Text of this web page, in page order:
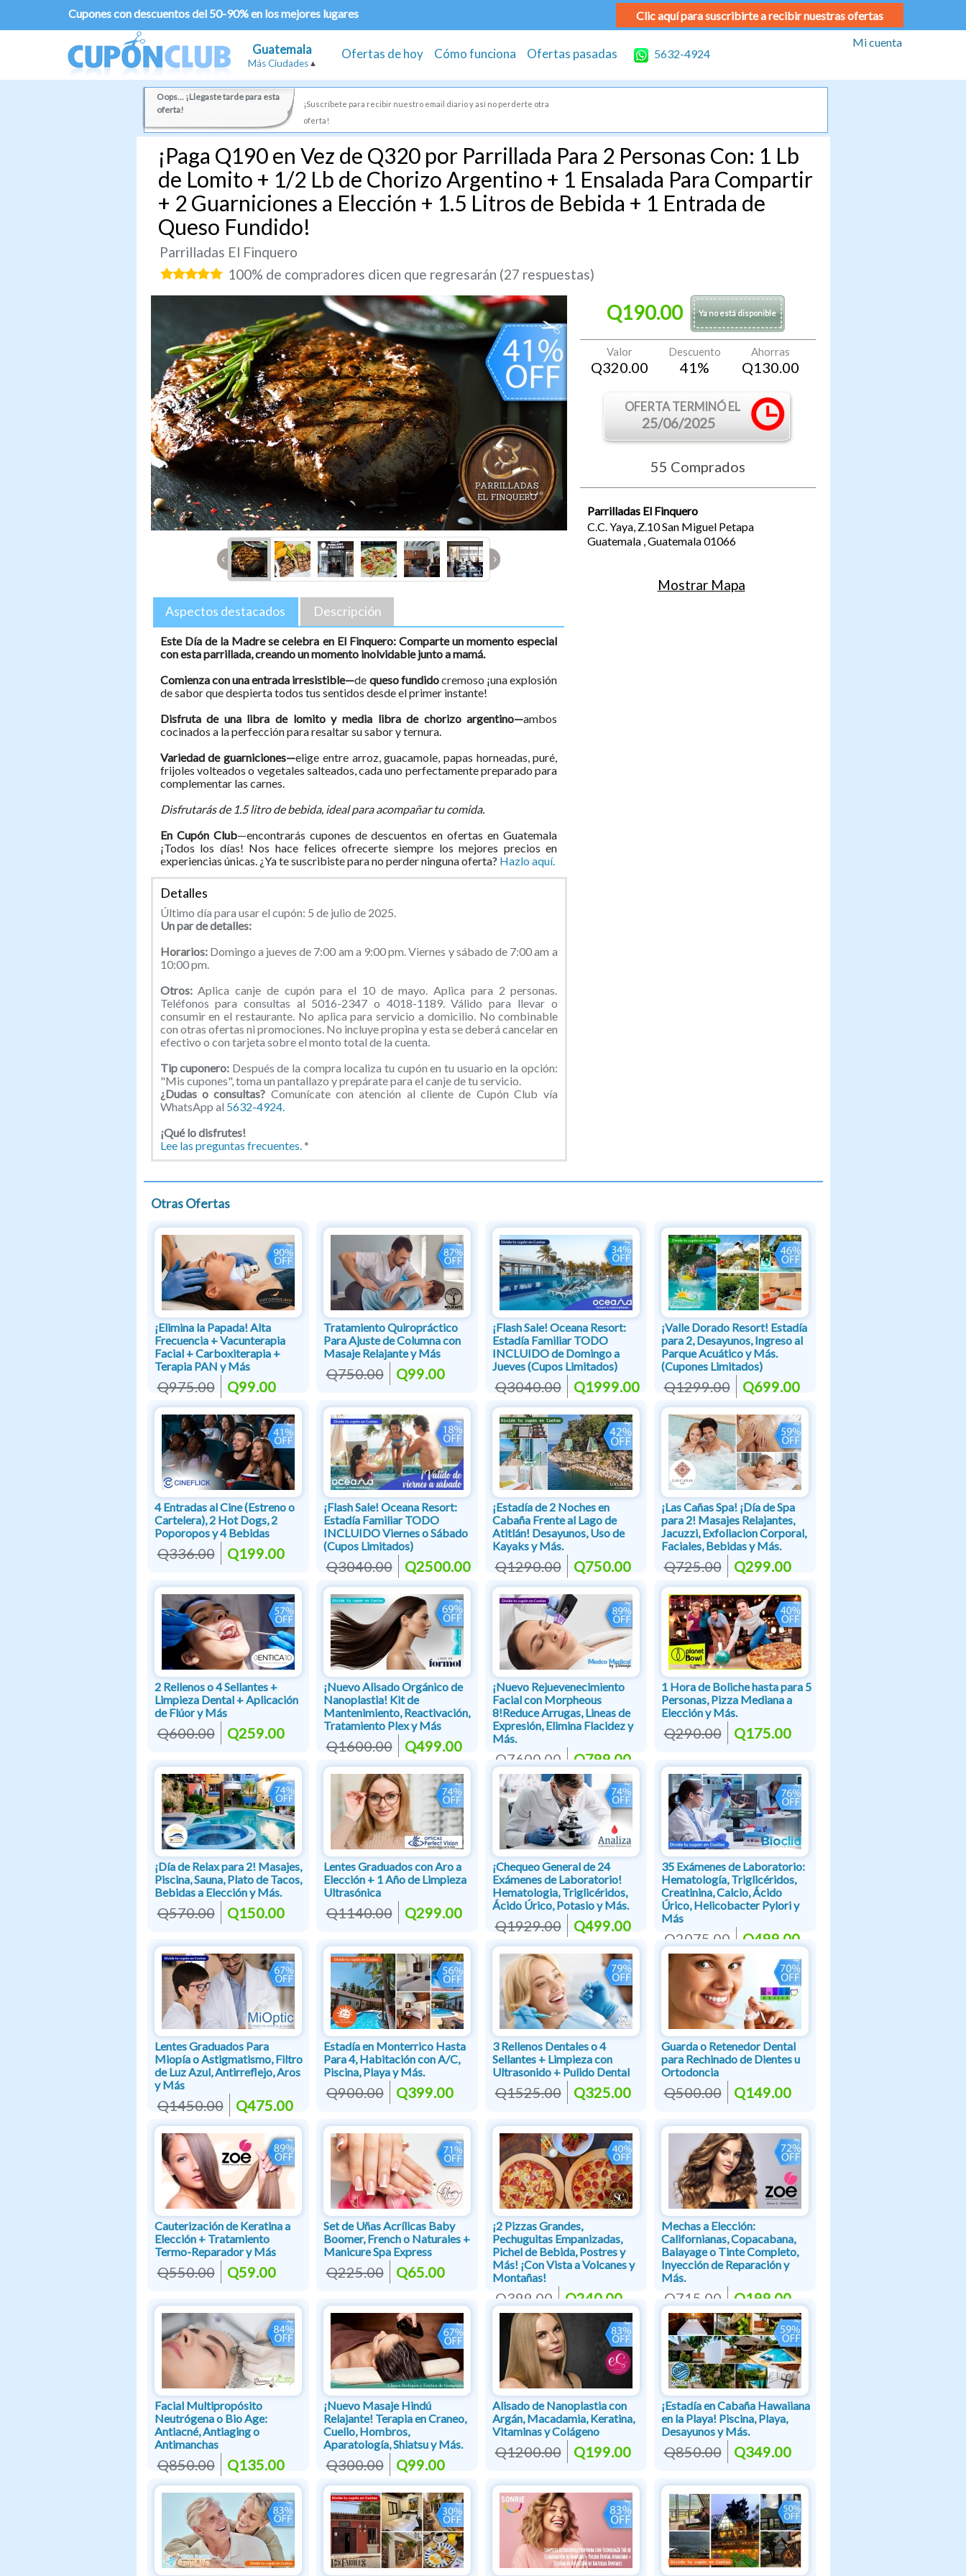
Cupones con descuentos del 50-90% en los mejores lugares Clic aquí para suscribirte a recibir nuestras ofertas
Guatemala
Más Ciudades
Ofertas de hoy Cómo funciona Ofertas pasadas 5632-4924
Mi cuenta
Oops... ¡Llegaste tarde para esta
oferta!
¡Suscríbete para recibir nuestro email diario y así no perderte otra
oferta!
¡Paga Q190 en Vez de Q320 por Parrillada Para 2 Personas Con: 1 Lb
de Lomito + 1/2 Lb de Chorizo Argentino + 1 Ensalada Para Compartir
+ 2 Guarniciones a Elección + 1.5 Litros de Bebida + 1 Entrada de
Queso Fundido!
Parrilladas El Finquero
100% de compradores dicen que regresarán (27 respuestas)
‹ ›
Aspectos destacados Descripción
Este Día de la Madre se celebra en El Finquero: Comparte un momento especial
con esta parrillada, creando un momento inolvidable junto a mamá.
Comienza con una entrada irresistible—de queso fundidocremoso ¡una explosión
de sabor que despierta todos tus sentidos desde el primer instante!
Disfruta de una libra de lomito y media libra de chorizo argentino—ambos
cocinados a la perfección para resaltar su sabor y ternura.
Variedad de guarniciones—elige entre arroz, guacamole, papas horneadas, puré,
frijoles volteados o vegetales salteados, cada uno perfectamente preparado para
complementar las carnes.
Disfrutarás de 1.5 litro de bebida, ideal para acompañar tu comida.
En Cupón Club—encontrarás cupones de descuentos en ofertas en Guatemala
¡Todos los días! Nos hace felices ofrecerte siempre los mejores precios en
experiencias únicas. ¿Ya te suscribiste para no perder ninguna oferta? Hazlo aquí.
Detalles
Último día para usar el cupón: 5 de julio de 2025.
Un par de detalles:
Horarios:Domingo a jueves de 7:00 am a 9:00 pm. Viernes y sábado de 7:00 am a
10:00 pm.
Otros:Aplica canje de cupón para el 10 de mayo. Aplica para 2 personas.
Teléfonos para consultas al 5016-2347 o 4018-1189. Válido para llevar o
consumir en el restaurante. No aplica para servicio a domicilio. No combinable
con otras ofertas ni promociones. No incluye propina y esta se deberá cancelar en
efectivo o con tarjeta sobre el monto total de la cuenta.
Tip cuponero: Después de la compra localiza tu cupón en tu usuario en la opción:
"Mis cupones", toma un pantallazo y prepárate para el canje de tu servicio.
¿Dudas o consultas? Comunícate con atención al cliente de Cupón Club vía
WhatsApp al 5632-4924.
¡Qué lo disfrutes!
Lee las preguntas frecuentes.*
Q190.00 Ya no está disponible
Valor
Q320.00
Descuento
41%
Ahorras
Q130.00
OFERTA TERMINÓ EL
25/06/2025
55 Comprados
Parrilladas El Finquero
C.C. Yaya, Z.10 San Miguel Petapa
Guatemala,Guatemala01066
Mostrar Mapa
Otras Ofertas
¡Elimina la Papada! Alta
Frecuencia + Vacunterapia
Facial + Carboxiterapia +
Terapia PAN y Más
Q975.00 Q99.00
Tratamiento Quiropráctico
Para Ajuste de Columna con
Masaje Relajante y Más
Q750.00 Q99.00
¡Flash Sale! Oceana Resort:
Estadía Familiar TODO
INCLUIDO de Domingo a
Jueves (Cupos Limitados)
Q3040.00 Q1999.00
¡Valle Dorado Resort! Estadía
para 2, Desayunos, Ingreso al
Parque Acuático y Más.
(Cupones Limitados)
Q1299.00 Q699.00
4 Entradas al Cine (Estreno o
Cartelera), 2 Hot Dogs, 2
Poporopos y 4 Bebidas
Q336.00 Q199.00
¡Flash Sale! Oceana Resort:
Estadía Familiar TODO
INCLUIDO Viernes o Sábado
(Cupos Limitados)
Q3040.00 Q2500.00
¡Estadía de 2 Noches en
Cabaña Frente al Lago de
Atitlán! Desayunos, Uso de
Kayaks y Más.
Q1290.00 Q750.00
¡Las Cañas Spa! ¡Día de Spa
para 2! Masajes Relajantes,
Jacuzzi, Exfoliacion Corporal,
Faciales, Bebidas y Más.
Q725.00 Q299.00
2 Rellenos o 4 Sellantes +
Limpieza Dental + Aplicación
de Flúor y Más
Q600.00 Q259.00
¡Nuevo Alisado Orgánico de
Nanoplastia! Kit de
Mantenimiento, Reactivación,
Tratamiento Plex y Más
Q1600.00 Q499.00
¡Nuevo Rejuevenecimiento
Facial con Morpheous
8!Reduce Arrugas, Lineas de
Expresión, Elimina Flacidez y
Más.
Q7600.00 Q799.00
1 Hora de Boliche hasta para 5
Personas, Pizza Mediana a
Elección y Más.
Q290.00 Q175.00
¡Día de Relax para 2! Masajes,
Piscina, Sauna, Plato de Tacos,
Bebidas a Elección y Más.
Q570.00 Q150.00
Lentes Graduados con Aro a
Elección + 1 Año de Limpieza
Ultrasónica
Q1140.00 Q299.00
¡Chequeo General de 24
Exámenes de Laboratorio!
Hematologia, Triglicéridos,
Ácido Úrico, Potasio y Más.
Q1929.00 Q499.00
35 Exámenes de Laboratorio:
Hematología, Triglicéridos,
Creatinina, Calcio, Ácido
Úrico, Helicobacter Pylori y
Más
Q2075.00 Q499.00
Lentes Graduados Para
Miopía o Astigmatismo, Filtro
de Luz Azul, Antirreflejo, Aros
y Más
Q1450.00 Q475.00
Estadía en Monterrico Hasta
Para 4, Habitación con A/C,
Piscina, Playa y Más.
Q900.00 Q399.00
3 Rellenos Dentales o 4
Sellantes + Limpieza con
Ultrasonido + Pulido Dental
Q1525.00 Q325.00
Guarda o Retenedor Dental
para Rechinado de Dientes u
Ortodoncia
Q500.00 Q149.00
Cauterización de Keratina a
Elección + Tratamiento
Termo-Reparador y Más
Q550.00 Q59.00
Set de Uñas Acrílicas Baby
Boomer, French o Naturales +
Manicure Spa Express
Q225.00 Q65.00
¡2 Pizzas Grandes,
Pechuguitas Empanizadas,
Pichel de Bebida, Postres y
Más! ¡Con Vista a Volcanes y
Montañas!
Q399.00 Q240.00
Mechas a Elección:
Californianas, Copacabana,
Balayage o Tinte Completo,
Inyección de Reparación y
Más.
Q715.00 Q199.00
Facial Multipropósito
Neutrógena o Bio Age:
Antiacné, Antiaging o
Antimanchas
Q850.00 Q135.00
¡Nuevo Masaje Hindú
Relajante! Terapia en Craneo,
Cuello, Hombros,
Aparatología, Shiatsu y Más.
Q300.00 Q99.00
Alisado de Nanoplastia con
Argán, Macadamia, Keratina,
Vitaminas y Colágeno
Q1200.00 Q199.00
¡Estadía en Cabaña Hawaiiana
en la Playa! Piscina, Playa,
Desayunos y Más.
Q850.00 Q349.00